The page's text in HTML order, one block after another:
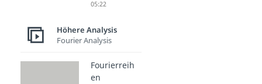
05:22
Höhere Analysis
Fourier Analysis
Fourierreih
en